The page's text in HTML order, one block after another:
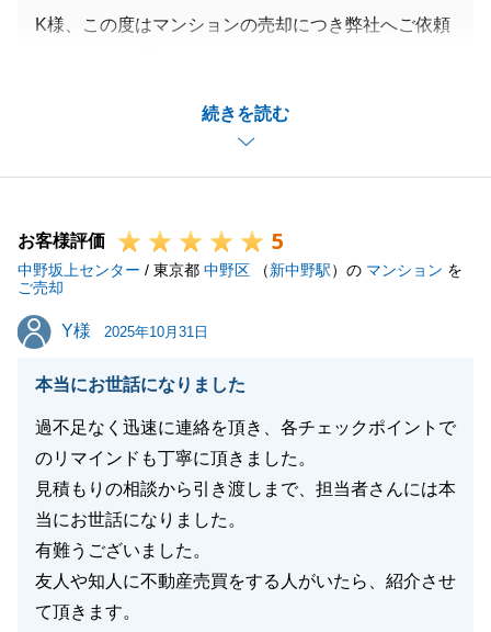
続きを読む
K様、この度はマンションの売却につき弊社へご依頼
イミングを逃さず買主様とのご縁をお取次ぎする事が
安心してお取引いただけたとの事、何よりも嬉しく思
これからも皆様に信頼して不動産仲介をお任せいただ
けるよう、精進して参ります。
今後共、何卒よろしくお願い申し上げます。
閉じる
お客様評価 5
中野坂上センター / 東京都 中野区 （新中野駅）の マンション を
ご売却
Y様
Y様 2025年10月31日
本当にお世話になりました
過不足なく迅速に連絡を頂き、各チェックポイントで
のリマインドも丁寧に頂きました。
見積もりの相談から引き渡しまで、担当者さんには本
当にお世話になりました。
有難うございました。
友人や知人に不動産売買をする人がいたら、紹介させ
て頂きます。